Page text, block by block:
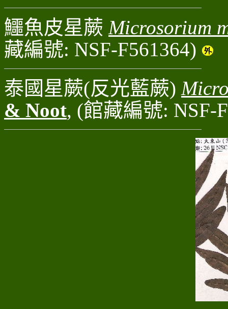
鱷魚皮星蕨 Microsorium
藏編號: NSF-F561364)
泰國星蕨(反光藍蕨)
& Noot, (館藏編號: NSF-